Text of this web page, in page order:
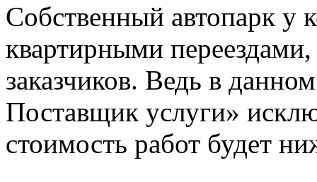
Собственный автопарк у
квартирными
заказчиков. Ведь в
Поставщик услуги»
стоимость работ будет